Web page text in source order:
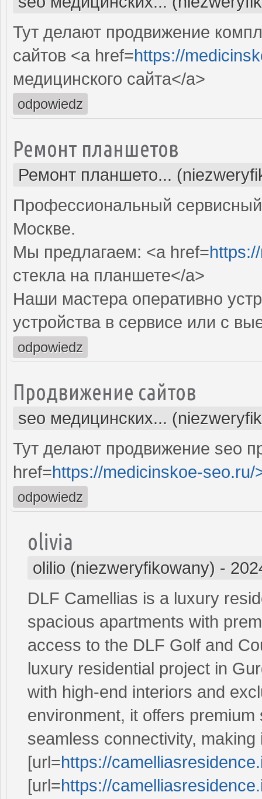
Тут делают продвижение
сайтов <a href=https://
медицинского сайта</a>
odpowiedz
Ремонт планшетов
Ремонт планшето...
Профессиональный
Москве.
Мы предлагаем: <a href=
стекла на планшете</a>
Наши мастера оперативно
устройства в сервисе или с
odpowiedz
Продвижение сайтов
seo медицинских...
Тут делают продвижение seo
href=https://medicinskoe-seo.ru/
odpowiedz
olivia
olilio (niezweryfikowany) -
DLF Camellias is a luxury
spacious apartments with
access to the DLF Golf and
luxury residential project in
with high-end interiors and
environment, it offers
seamless connectivity,
[url=https://
[url=https://